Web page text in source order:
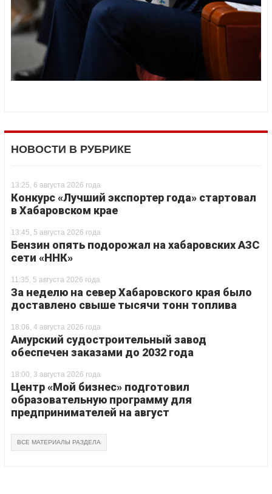
НОВОСТИ В РУБРИКЕ
13:25, 6 августа 2026 года
Конкурс «Лучший экспортер года» стартовал
в Хабаровском крае
13:45, 5 августа 2026 года
Бензин опять подорожал на хабаровских АЗС
сети «ННК»
11:35, 5 августа 2026 года
За неделю на север Хабаровского края было
доставлено свыше тысячи тонн топлива
18:06, 4 августа 2026 года
Амурский судостроительный завод
обеспечен заказами до 2032 года
18:00, 3 августа 2026 года
Центр «Мой бизнес» подготовил
образовательную программу для
предпринимателей на август
ВСЕ МАТЕРИАЛЫ РАЗДЕЛА